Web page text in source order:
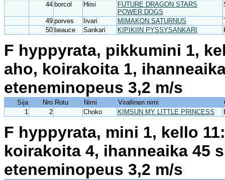
44 borcol Hiisi
FUTURE DRAGON STARS
POWER DOGS
49 porves Iivari MIMAKON SATURNUS
50 beauce Sankari KIPIKIIN PYSSYSANKARI
F hyppyrata, pikkumini 1,
aho, koirakoita 1,
eteneminopeus 3,2 m/s
Sija Nro Rotu Nimi Virallinen nimi
1
2 Choko KIMSUN MY LITTLE PRINCESS
F hyppyrata, mini 1, kello
koirakoita 4, ihanneaika 45
eteneminopeus 3,2 m/s